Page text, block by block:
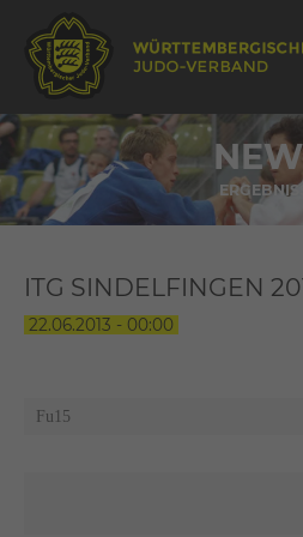
ITG SINDELFINGEN
22.06.2013 - 00:00
Fu15